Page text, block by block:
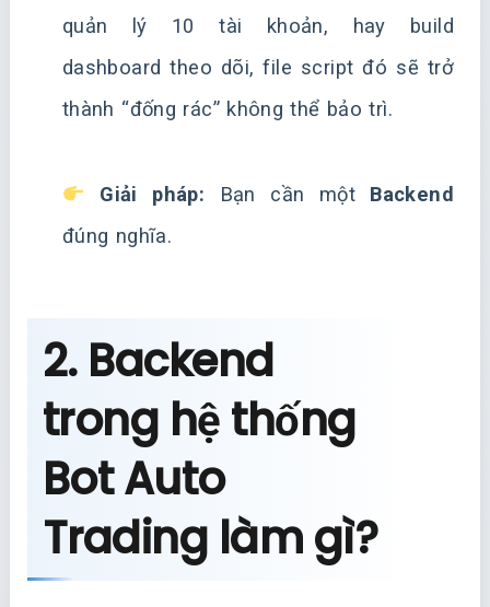
quản lý 10 tài khoản, hay build
dashboard theo dõi, file script đó sẽ trở
thành “đống rác” không thể bảo trì.
Giải pháp: Bạn cần một Backend
đúng nghĩa.
2. Backend
trong hệ thống
Bot Auto
Trading làm gì?